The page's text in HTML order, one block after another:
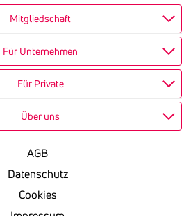
Mitgliedschaft
Für Unternehmen
Für Private
Über uns
AGB
Datenschutz
Cookies